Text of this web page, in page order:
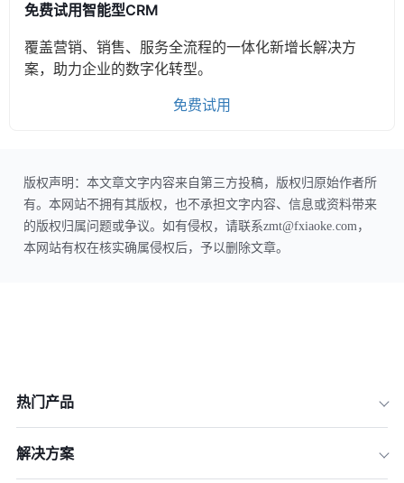
免费试用智能型CRM
覆盖营销、销售、服务全流程的一体化新增长解决方
案，助力企业的数字化转型。
免费试用
版权声明：本文章文字内容来自第三方投稿，版权归原始作者所
有。本网站不拥有其版权，也不承担文字内容、信息或资料带来
的版权归属问题或争议。如有侵权，请联系zmt@fxiaoke.com，
本网站有权在核实确属侵权后，予以删除文章。
热门产品
解决方案